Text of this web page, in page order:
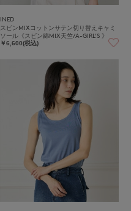
INED
スビンMIXコットンサテン切り替えキャミ
ソール《スビン綿MIX天竺/A-GIRL’S 》
￥6,600(税込)